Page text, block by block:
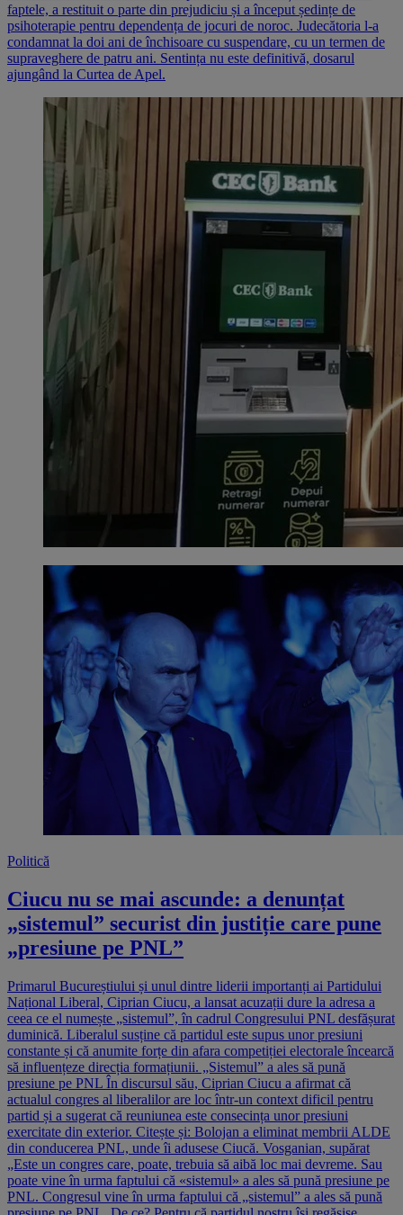
faptele, a restituit o parte din prejudiciu și a început ședințe de
psihoterapie pentru dependența de jocuri de noroc. Judecătoria l-a
condamnat la doi ani de închisoare cu suspendare, cu un termen de
supraveghere de patru ani. Sentința nu este definitivă, dosarul
ajungând la Curtea de Apel.
Politică
Ciucu nu se mai ascunde: a denunțat
„sistemul” securist din justiție care pune
„presiune pe PNL”
Primarul Bucureștiului și unul dintre liderii importanți ai Partidului
Național Liberal, Ciprian Ciucu, a lansat acuzații dure la adresa a
ceea ce el numește „sistemul”, în cadrul Congresului PNL desfășurat
duminică. Liberalul susține că partidul este supus unor presiuni
constante și că anumite forțe din afara competiției electorale încearcă
să influențeze direcția formațiunii. „Sistemul” a ales să pună
presiune pe PNL În discursul său, Ciprian Ciucu a afirmat că
actualul congres al liberalilor are loc într-un context dificil pentru
partid și a sugerat că reuniunea este consecința unor presiuni
exercitate din exterior. Citește și: Bolojan a eliminat membrii ALDE
din conducerea PNL, unde îi adusese Ciucă. Vosganian, supărat
„Este un congres care, poate, trebuia să aibă loc mai devreme. Sau
poate vine în urma faptului că «sistemul» a ales să pună presiune pe
PNL. Congresul vine în urma faptului că „sistemul” a ales să pună